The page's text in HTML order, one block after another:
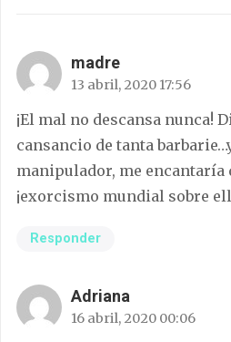
madre
13 abril, 2020 17:56
¡El mal no descansa nunca!
cansancio de tanta
manipulador, me encantaría
¡exorcismo mundial sobre
Responder
Adriana
16 abril, 2020 00:06